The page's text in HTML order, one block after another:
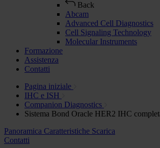
Back
Abcam
Advanced Cell Diagnostics
Cell Signaling Technology
Molecular Instruments
Formazione
Assistenza
Contatti
Pagina iniziale
IHC e ISH
Companion Diagnostics
Sistema Bond Oracle HER2 IHC
Panoramica Caratteristiche Scarica
Contatti